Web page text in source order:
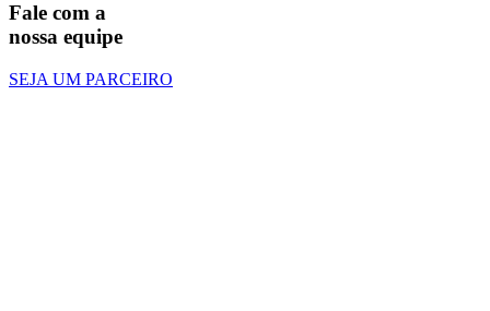
Fale com a
nossa equipe
SEJA UM PARCEIRO